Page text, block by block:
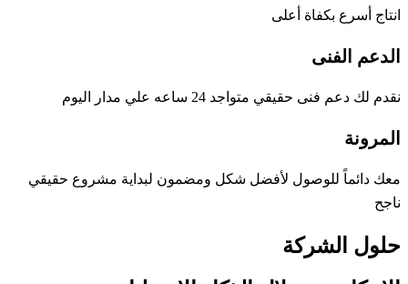
انتاج أسرع بكفاة أعلى
الدعم الفنى
نقدم لك دعم فنى حقيقي متواجد 24 ساعه علي مدار اليوم
المرونة
معك دائماً للوصول لأفضل شكل ومضمون لبداية مشروع حقيقي
ناجح
حلول الشركة